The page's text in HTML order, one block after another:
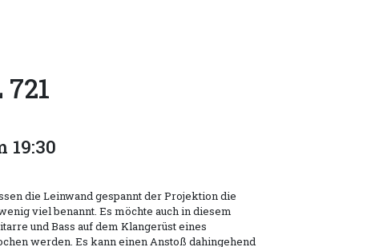
19:30
die Leinwand gespannt der Projektion die
viel benannt. Es möchte auch in diesem
und Bass auf dem Klangerüst eines
werden. Es kann einen Anstoß dahingehend